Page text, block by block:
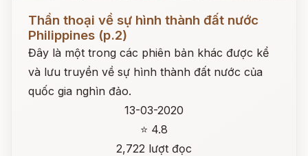
Đọc ngay
Thần thoại về sự hình thành đất nước
Philippines (p.2)
Đây là một trong các phiên bản khác được kể
và lưu truyền về sự hình thành đất nước của
quốc gia nghìn đảo.
13-03-2020
⭐ 4.8
2,722 lượt đọc